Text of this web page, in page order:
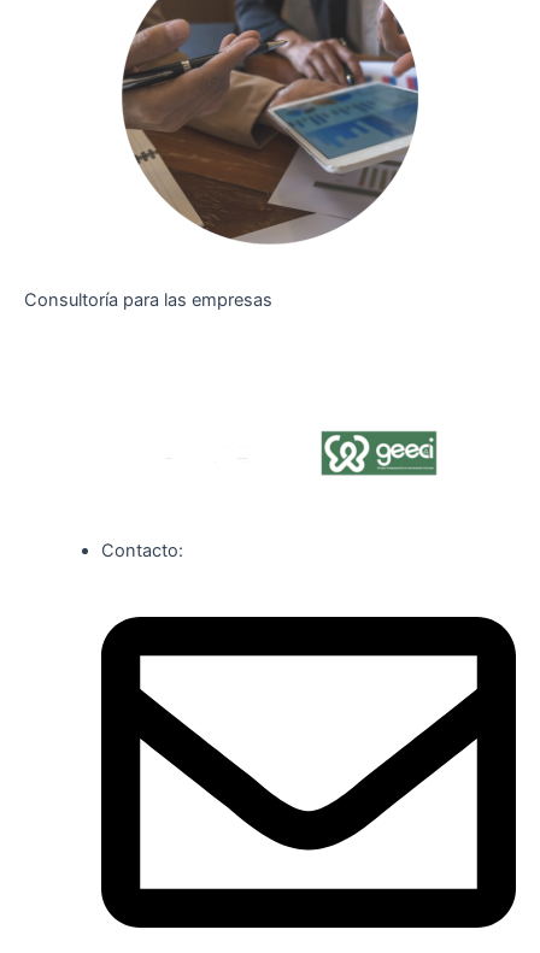
Consultoría para las empresas
Contacto: